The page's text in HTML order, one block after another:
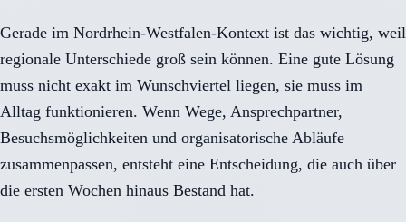
Gerade im Nordrhein-Westfalen-Kontext ist das wichtig, weil
regionale Unterschiede groß sein können. Eine gute Lösung
muss nicht exakt im Wunschviertel liegen, sie muss im
Alltag funktionieren. Wenn Wege, Ansprechpartner,
Besuchsmöglichkeiten und organisatorische Abläufe
zusammenpassen, entsteht eine Entscheidung, die auch über
die ersten Wochen hinaus Bestand hat.